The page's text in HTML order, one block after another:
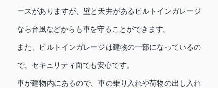
ースがありますが、壁と天井があるビルトインガレージ
なら台風などからも車を守ることができます。
また、ビルトインガレージは建物の一部になっているの
で、セキュリティ面でも安心です。
車が建物内にあるので、車の乗り入れや荷物の出し入れ